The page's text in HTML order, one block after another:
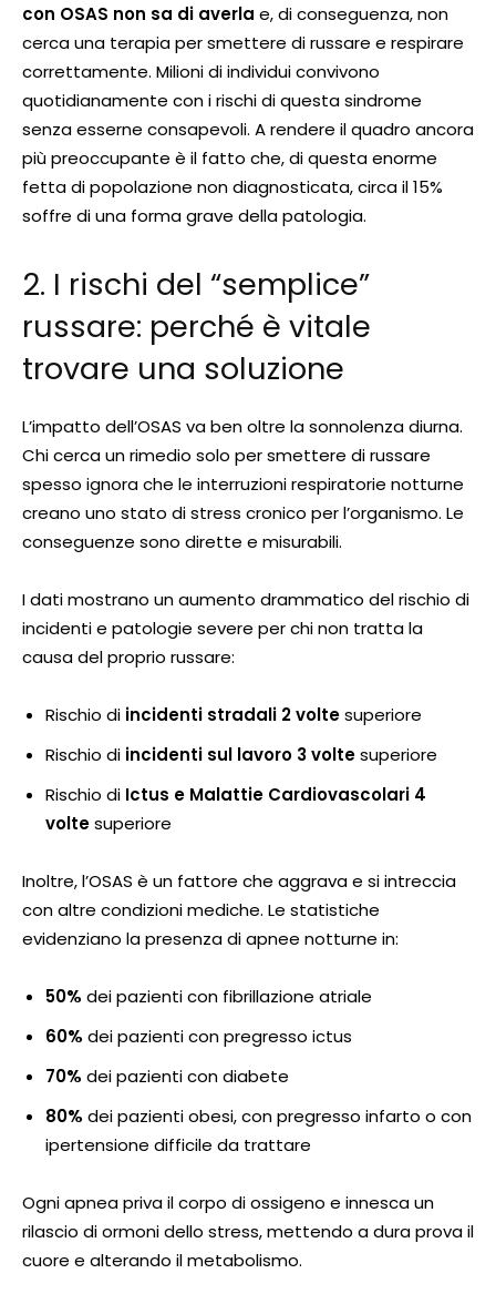
con OSAS non sa di averla e, di conseguenza, non
cerca una terapia per smettere di russare e respirare
correttamente. Milioni di individui convivono
quotidianamente con i rischi di questa sindrome
senza esserne consapevoli. A rendere il quadro ancora
più preoccupante è il fatto che, di questa enorme
fetta di popolazione non diagnosticata, circa il 15%
soffre di una forma grave della patologia.
2. I rischi del “semplice”
russare: perché è vitale
trovare una soluzione
L’impatto dell’OSAS va ben oltre la sonnolenza diurna.
Chi cerca un rimedio solo per smettere di russare
spesso ignora che le interruzioni respiratorie notturne
creano uno stato di stress cronico per l’organismo. Le
conseguenze sono dirette e misurabili.
I dati mostrano un aumento drammatico del rischio di
incidenti e patologie severe per chi non tratta la
causa del proprio russare:
Rischio di incidenti stradali 2 voltesuperiore
Rischio di incidenti sul lavoro 3 voltesuperiore
Rischio di Ictus e Malattie Cardiovascolari 4
voltesuperiore
Inoltre, l’OSAS è un fattore che aggrava e si intreccia
con altre condizioni mediche. Le statistiche
evidenziano la presenza di apnee notturne in:
50% dei pazienti con fibrillazione atriale
60% dei pazienti con pregresso ictus
70% dei pazienti con diabete
80% dei pazienti obesi, con pregresso infarto o con
ipertensione difficile da trattare
Ogni apnea priva il corpo di ossigeno e innesca un
rilascio di ormoni dello stress, mettendo a dura prova il
cuore e alterando il metabolismo.